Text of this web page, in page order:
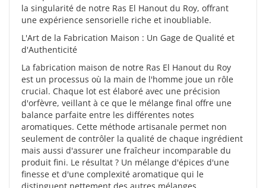
la singularité de notre Ras El Hanout du Roy, offrant
une expérience sensorielle riche et inoubliable.
L'Art de la Fabrication Maison : Un Gage de Qualité et
d'Authenticité
La fabrication maison de notre Ras El Hanout du Roy
est un processus où la main de l'homme joue un rôle
crucial. Chaque lot est élaboré avec une précision
d'orfèvre, veillant à ce que le mélange final offre une
balance parfaite entre les différentes notes
aromatiques. Cette méthode artisanale permet non
seulement de contrôler la qualité de chaque ingrédient
mais aussi d'assurer une fraîcheur incomparable du
produit fini. Le résultat ? Un mélange d'épices d'une
finesse et d'une complexité aromatique qui le